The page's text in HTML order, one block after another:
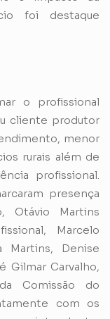
foi destaque
o profissional
cliente produtor
menor
rurais além de
profissional.
presença
Otávio Martins
Marcelo
Martins, Denise
Gilmar Carvalho,
Comissão do
com os